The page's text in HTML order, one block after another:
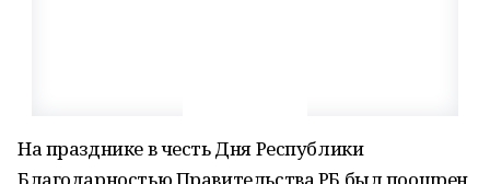
На празднике в честь Дня Республики